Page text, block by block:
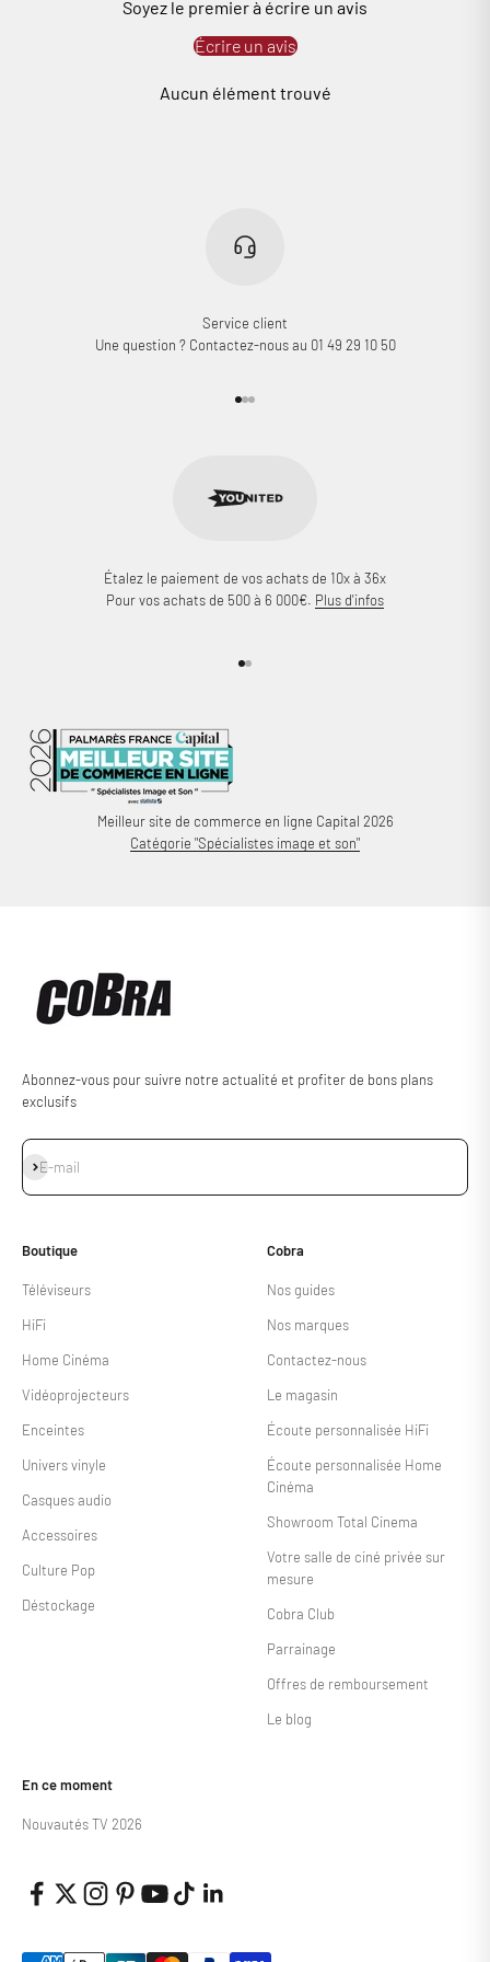
Soyez le premier à écrire un avis
Écrire un avis
Aucun élément trouvé
Service client
Une question ? Contactez-nous au 01 49 29 10 50
Aller à l'élément 1
Aller à l'élément 2
Aller à l'élément 3
Étalez le paiement de vos achats de 10x à 36x
Pour vos achats de 500 à 6 000€. Plus d'infos
Aller à l'élément 1
Aller à l'élément 2
Meilleur site de commerce en ligne Capital 2026
Catégorie "Spécialistes image et son"
Abonnez-vous pour suivre notre actualité et profiter de bons plans
exclusifs
E-mail
S'inscrire
Boutique
Téléviseurs
HiFi
Home Cinéma
Vidéoprojecteurs
Enceintes
Univers vinyle
Casques audio
Accessoires
Culture Pop
Déstockage
Cobra
Nos guides
Nos marques
Contactez-nous
Le magasin
Écoute personnalisée HiFi
Écoute personnalisée Home
Cinéma
Showroom Total Cinema
Votre salle de ciné privée sur
mesure
Cobra Club
Parrainage
Offres de remboursement
Le blog
En ce moment
Nouvautés TV 2026
Se connecter